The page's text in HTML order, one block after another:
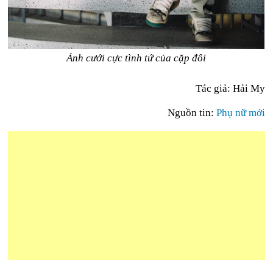
Ảnh cưới cực tình tứ của cặp đôi
Tác giả: Hải My
Nguồn tin: Phụ nữ mới